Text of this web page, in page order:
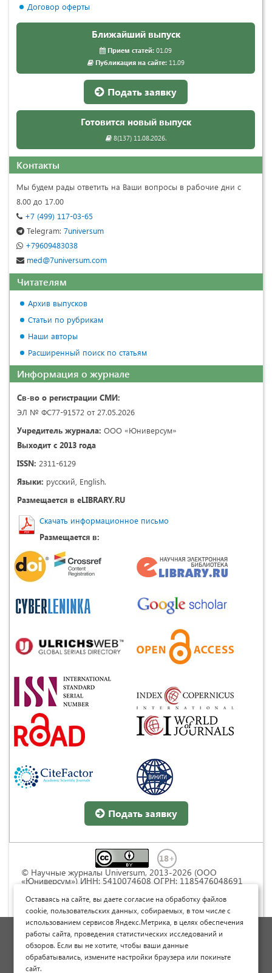
Договор оферты
Ближайший выпуск
Прием статей: 01.09
Публикация на сайте:11.09
Подать заявку
Готовится новый выпуск
8(137) 11.08.2026.
Контакты
Мы будем рады ответить на Ваши вопросы в рабочие дни с
8.00 до 17.00
+7 (499) 117-03-65
Telegram: 7universum
+79609483038
med@7universum.com
Читателям
Архив выпусков
Статьи по рубрикам
Наши авторы
Расширенный поиск по статьям
Информация о журнале
Св-во о регистрации СМИ:
ЭЛ № ФС77-91572 от 27.05.2026
Учредитель журнала: ООО «Юниверсум»
Выходит с 2013 года
ISSN: 2311-6129
Языки: русский, English.
Размещается в eLIBRARY.RU
Скачать информационное письмо
Размещается в:
Подать заявку
© Научные журналы Universum, 2013-2026 (ООО
«Юниверсум») ИНН: 5410074608 ОГРН: 1185476048691
Commons « Attribution» («Атрибуция») 4.0
Непортированная
Политика обработки персональных данных
Договор оферты
Опубликовать научную статью
Оставаясь на сайте, вы даете согласие на обработку файлов
cookie, пользовательских данных, собираемых, в том числе с
использованием сервисов Яндекс.Метрика, в целях обеспечения
работы сайта, проведения статистических исследований и
обзоров. Если вы не хотите, чтобы ваши данные
обрабатывались, измените настройки браузера или покиньте
сайт.